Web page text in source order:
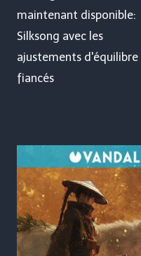
maintenant disponible:
Silksong avec les
ajustements d'équilibre
fiancés